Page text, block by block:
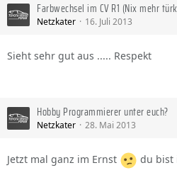
Farbwechsel im CV R1 (Nix mehr
Netzkater 16. Juli 2013
Sieht sehr gut aus ..... Respekt
Hobby Programmierer unter euch?
Netzkater 28. Mai 2013
Jetzt mal ganz im Ernst du bist